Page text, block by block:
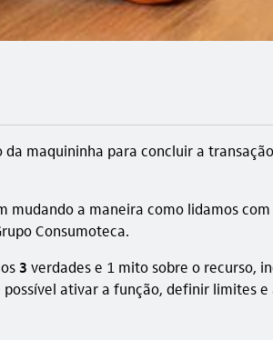
maquininha para concluir a
mudando a maneira como lidamos
Consumoteca.
3 verdades e 1 mito sobre o recurso,
possível ativar a função, definir limites